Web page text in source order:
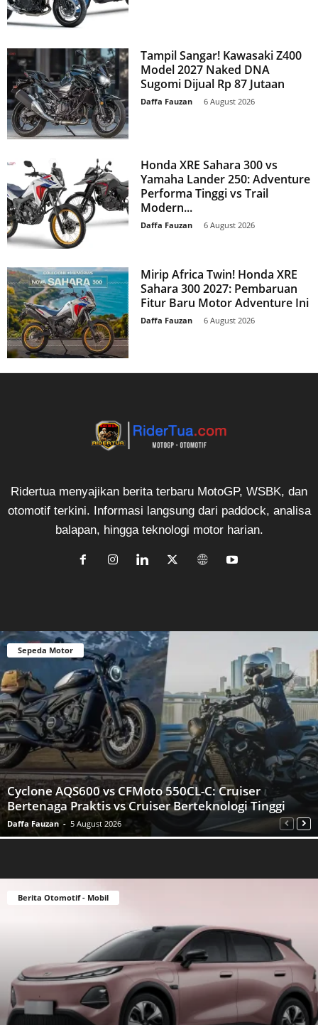
Tampil Sangar! Kawasaki Z400
Model 2027 Naked DNA
Sugomi Dijual Rp 87 Jutaan
Daffa Fauzan 6 August 2026
Honda XRE Sahara 300 vs
Yamaha Lander 250: Adventure
Performa Tinggi vs Trail
Modern...
Daffa Fauzan 6 August 2026
Mirip Africa Twin! Honda XRE
Sahara 300 2027: Pembaruan
Fitur Baru Motor Adventure Ini
Daffa Fauzan 6 August 2026
Ridertua menyajikan berita terbaru MotoGP, WSBK, dan
otomotif terkini. Informasi langsung dari paddock, analisa
balapan, hingga teknologi motor harian.
Sepeda Motor
Cyclone AQS600 vs CFMoto 550CL-C: Cruiser
Bertenaga Praktis vs Cruiser Berteknologi Tinggi
Daffa Fauzan - 5 August 2026
Berita Otomotif - Mobil